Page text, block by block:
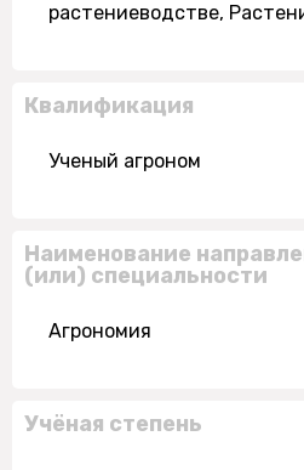
растениеводстве,
Квалификация
Ученый агроном
Наименование
(или) специальности
Агрономия
Учёная степень